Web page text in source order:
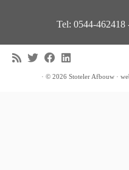
Tel: 0544-462418
· © 2026 Stoteler Afbouw·